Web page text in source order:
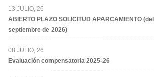
13 JULIO, 26
ABIERTO PLAZO SOLICITUD APARCAMIENTO
septiembre de 2026)
08 JULIO, 26
Evaluación compensatoria 2025-26